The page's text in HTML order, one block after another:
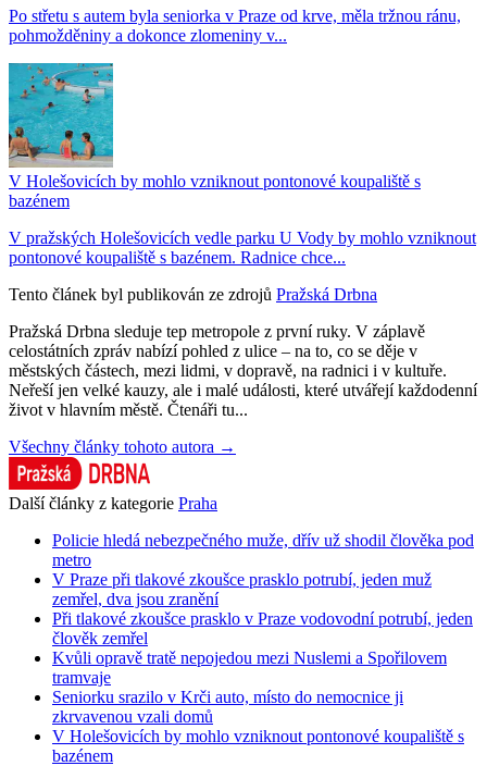
Po střetu s autem byla seniorka v Praze od krve, měla tržnou ránu,
pohmožděniny a dokonce zlomeniny v...
V Holešovicích by mohlo vzniknout pontonové koupaliště s
bazénem
V pražských Holešovicích vedle parku U Vody by mohlo vzniknout
pontonové koupaliště s bazénem. Radnice chce...
Tento článek byl publikován ze zdrojů Pražská Drbna
Pražská Drbna sleduje tep metropole z první ruky. V záplavě
celostátních zpráv nabízí pohled z ulice – na to, co se děje v
městských částech, mezi lidmi, v dopravě, na radnici i v kultuře.
Neřeší jen velké kauzy, ale i malé události, které utvářejí každodenní
život v hlavním městě. Čtenáři tu...
Všechny články tohoto autora →
Další články z kategorie Praha
Policie hledá nebezpečného muže, dřív už shodil člověka pod
metro
V Praze při tlakové zkoušce prasklo potrubí, jeden muž
zemřel, dva jsou zranění
Při tlakové zkoušce prasklo v Praze vodovodní potrubí, jeden
člověk zemřel
Kvůli opravě tratě nepojedou mezi Nuslemi a Spořilovem
tramvaje
Seniorku srazilo v Krči auto, místo do nemocnice ji
zkrvavenou vzali domů
V Holešovicích by mohlo vzniknout pontonové koupaliště s
bazénem